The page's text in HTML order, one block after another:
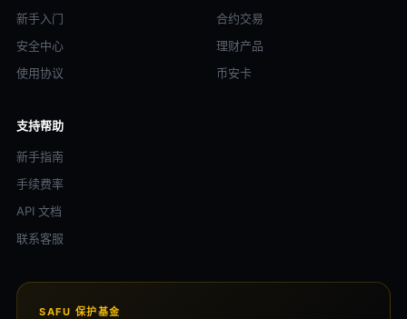
新手入门
安全中心
使用协议
合约交易
理财产品
币安卡
支持帮助
新手指南
手续费率
API 文档
联系客服
SAFU 保护基金